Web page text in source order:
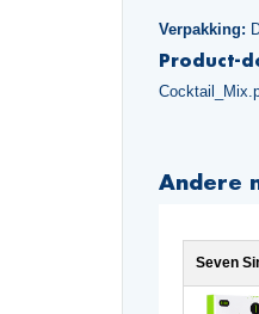
Verpakking:
Product-
Andere
Seven